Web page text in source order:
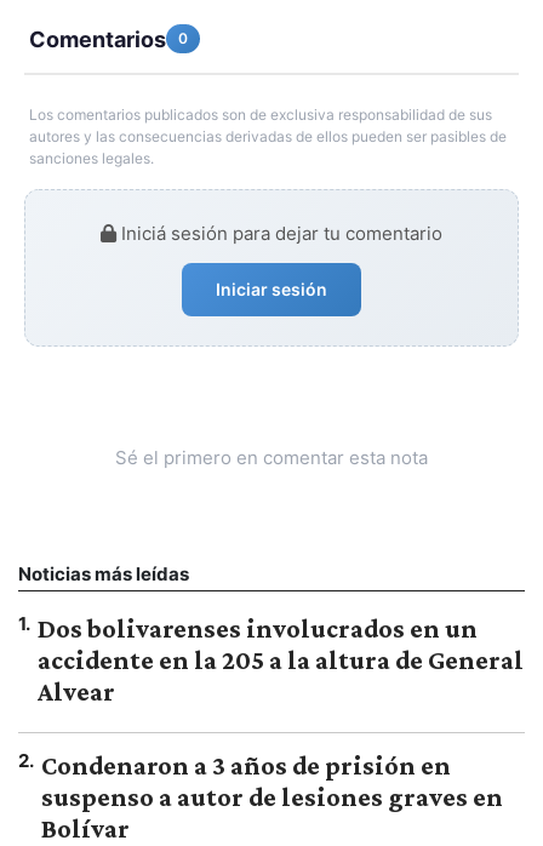
Comentarios 0
Los comentarios publicados son de exclusiva responsabilidad de sus
autores y las consecuencias derivadas de ellos pueden ser pasibles de
sanciones legales.
Iniciá sesión para dejar tu comentario
Iniciar sesión
Sé el primero en comentar esta nota
Noticias más leídas
1. Dos bolivarenses involucrados en un
accidente en la 205 a la altura de General
Alvear
2. Condenaron a 3 años de prisión en
suspenso a autor de lesiones graves en
Bolívar